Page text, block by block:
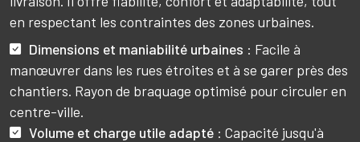
en respectant les contraintes des zones urbaines.
Dimensions et maniabilité urbaines : Facile à
manœuvrer dans les rues étroites et à se garer près des
chantiers. Rayon de braquage optimisé pour circuler en
centre-ville.
Volume et charge utile adapté : Capacité jusqu'à